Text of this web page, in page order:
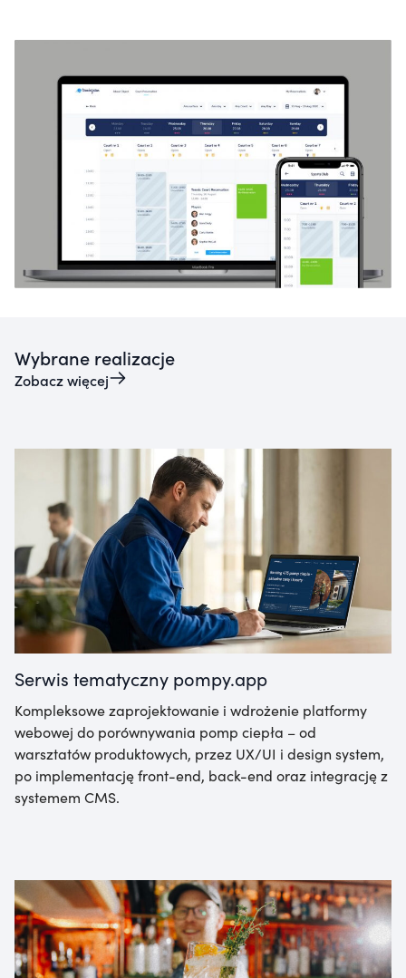
Wybrane realizacje
Zobacz więcej
Serwis tematyczny pompy.app
Kompleksowe zaprojektowanie i wdrożenie platformy
webowej do porównywania pomp ciepła – od
warsztatów produktowych, przez UX/UI i design system,
po implementację front-end, back-end oraz integrację z
systemem CMS.